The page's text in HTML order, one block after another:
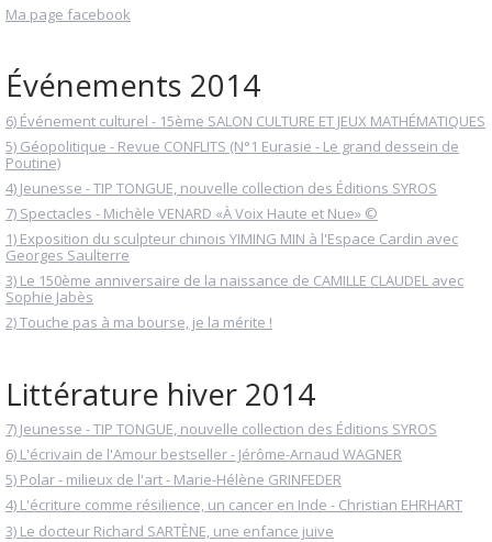
Ma page facebook
Événements 2014
6) Événement culturel - 15ème SALON CULTURE ET JEUX MATHÉMATIQUES
5) Géopolitique - Revue CONFLITS (N°1 Eurasie - Le grand dessein de
Poutine)
4) Jeunesse - TIP TONGUE, nouvelle collection des Éditions SYROS
7) Spectacles - Michèle VENARD «À Voix Haute et Nue» ©
1) Exposition du sculpteur chinois YIMING MIN à l'Espace Cardin avec
Georges Saulterre
3) Le 150ème anniversaire de la naissance de CAMILLE CLAUDEL avec
Sophie Jabès
2) Touche pas à ma bourse, je la mérite !
Littérature hiver 2014
7) Jeunesse - TIP TONGUE, nouvelle collection des Éditions SYROS
6) L'écrivain de l'Amour bestseller - Jérôme-Arnaud WAGNER
5) Polar - milieux de l'art - Marie-Hélène GRINFEDER
4) L'écriture comme résilience, un cancer en Inde - Christian EHRHART
3) Le docteur Richard SARTÈNE, une enfance juive